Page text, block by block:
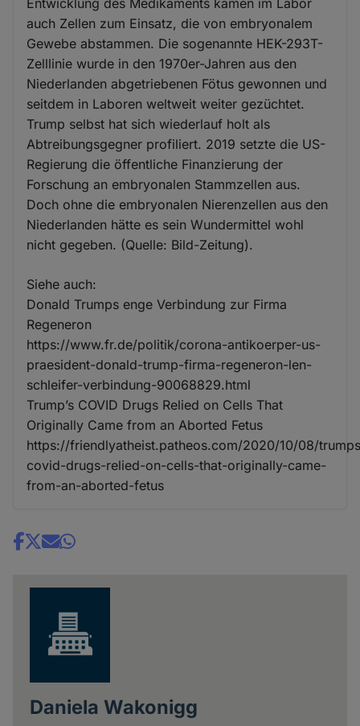
Entwicklung des Medikaments kamen im Labor
auch Zellen zum Einsatz, die von embryonalem
Gewebe abstammen. Die sogenannte HEK-293T-
Zelllinie wurde in den 1970er-Jahren aus den
Niederlanden abgetriebenen Fötus gewonnen und
seitdem in Laboren weltweit weiter gezüchtet.
Trump selbst hat sich wiederlauf holt als
Abtreibungsgegner profiliert. 2019 setzte die US-
Regierung die öffentliche Finanzierung der
Forschung an embryonalen Stammzellen aus.
Doch ohne die embryonalen Nierenzellen aus den
Niederlanden hätte es sein Wundermittel wohl
nicht gegeben. (Quelle: Bild-Zeitung).
Siehe auch:
Donald Trumps enge Verbindung zur Firma
Regeneron
https://www.fr.de/politik/corona-antikoerper-us-
praesident-donald-trump-firma-regeneron-len-
schleifer-verbindung-90068829.html
Trump’s COVID Drugs Relied on Cells That
Originally Came from an Aborted Fetus
https://friendlyatheist.patheos.com/2020/10/08/
covid-drugs-relied-on-cells-that-originally-came-
from-an-aborted-fetus
Share
Daniela Wakonigg